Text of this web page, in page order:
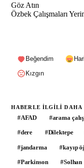
Göz Atın
Özbek Çalışmaları
Beğendim
Kızgın
HABERLE ILGILI DAHA
#AFAD #arama
#dere #Dilektepe
#jandarma #kayıp
#Parkinson #Solhan